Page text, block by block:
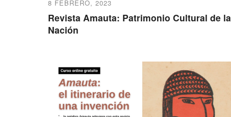
8 FEBRERO, 2023
Revista Amauta: Patrimonio Cultural de la
Nación